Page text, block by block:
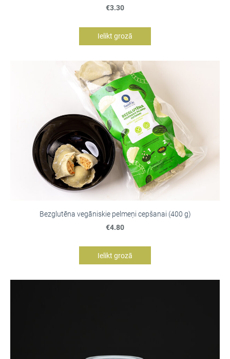
€3.30
Ielikt grozā
Bezglutēna vegāniskie pelmeņi cepšanai (400 g)
€4.80
Ielikt grozā